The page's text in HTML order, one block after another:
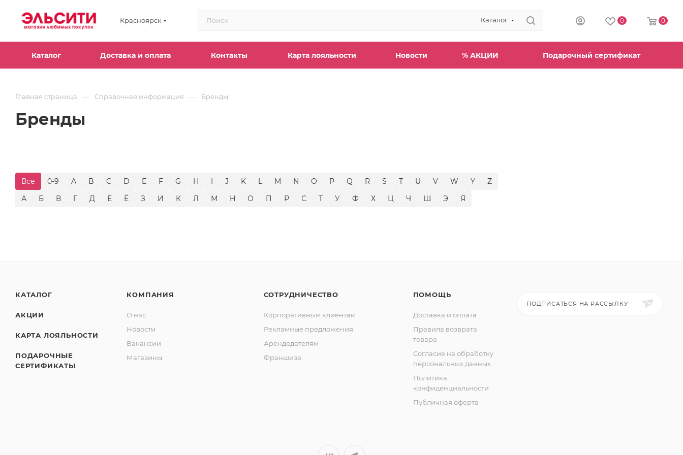
Красноярск Каталог 0 0
Каталог Доставка и оплата Контакты Карта лояльности Новости % АКЦИИ Подарочный сертификат
Главная страница — Справочная информация — Бренды
Бренды
Все 0-9 A B C D E F G H I J K L M N O P Q R S T U V W Y
Z
А
Б В Г Д Е Ё З И К Л М Н О П Р С Т У Ф Х Ц Ч Ш Э Я
КАТАЛОГ
АКЦИИ
КАРТА ЛОЯЛЬНОСТИ
ПОДАРОЧНЫЕ
СЕРТИФИКАТЫ
КОМПАНИЯ
О нас
Новости
Вакансии
Магазины
СОТРУДНИЧЕСТВО
Корпоративным клиентам
Рекламные предложения
Арендодателям
Франшиза
ПОМОЩЬ
Доставка и оплата
Правила возврата
товара
Согласие на обработку
персональных данных
Политика
конфиденциальности
Публичная оферта
ПОДПИСАТЬСЯ НА РАССЫЛКУ